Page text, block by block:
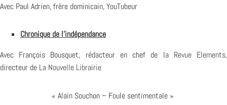
Avec Paul Adrien, frère dominicain, YouTubeur
Chronique de l’indépendance
Avec François Bousquet, rédacteur en chef de la Revue Elements,
directeur de La Nouvelle Librairie
« Alain Souchon – Foule sentimentale »